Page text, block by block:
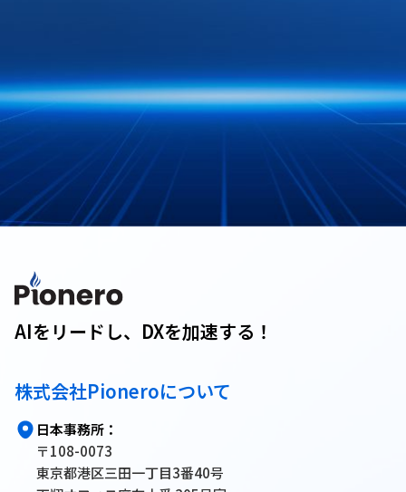
AIをリードし、DXを加速する！
株式会社Pioneroについて
日本事務所：
〒108-0073
東京都港区三田一丁目3番40号